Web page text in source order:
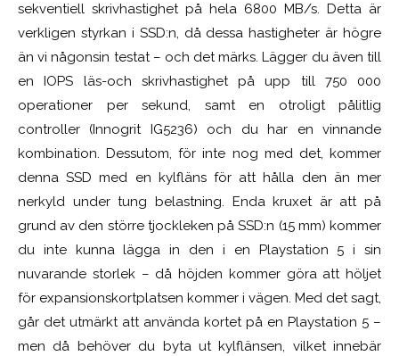
sekventiell skrivhastighet på hela 6800 MB/s. Detta är
verkligen styrkan i SSD:n, då dessa hastigheter är högre
än vi någonsin testat – och det märks. Lägger du även till
en IOPS läs-och skrivhastighet på upp till 750 000
operationer per sekund, samt en otroligt pålitlig
controller (Innogrit IG5236) och du har en vinnande
kombination. Dessutom, för inte nog med det, kommer
denna SSD med en kylfläns för att hålla den än mer
nerkyld under tung belastning. Enda kruxet är att på
grund av den större tjockleken på SSD:n (15 mm) kommer
du inte kunna lägga in den i en Playstation 5 i sin
nuvarande storlek – då höjden kommer göra att höljet
för expansionskortplatsen kommer i vägen. Med det sagt,
går det utmärkt att använda kortet på en Playstation 5 –
men då behöver du byta ut kylflänsen, vilket innebär